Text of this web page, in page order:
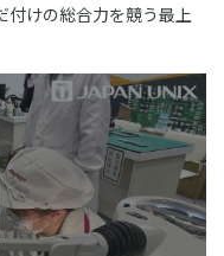
付けの総合力を競う最上